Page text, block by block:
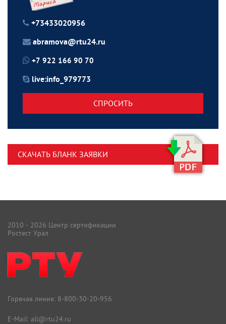
+73433020956
abramova@rtu24.ru
+7 922 166 90 70
live:info_979773
СПРОСИТЬ
СКАЧАТЬ БЛАНК ЗАЯВКИ
2010 - 2026 Центр сертификации
Ростест Урал
Горячая линия: 8-800-30-20-956
E-Mail: all@rtu24.ru